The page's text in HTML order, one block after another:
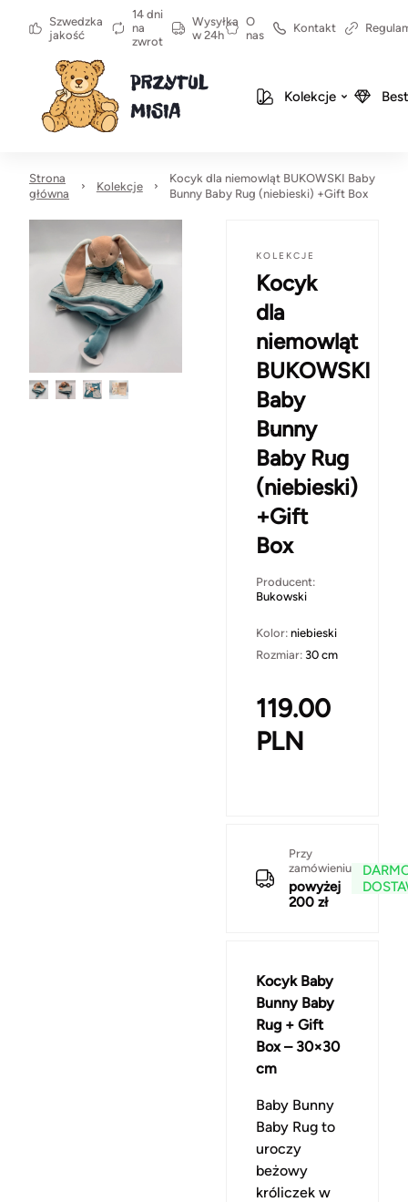
Szwedzka
jakość
14 dni
na
zwrot
Wysyłka
w 24h
O
nas
Kontakt
Kolekcje
Strona
główna
Kolekcje
Kocyk dla niemowląt BUKOWSKI Baby
Bunny Baby Rug (niebieski) +Gift Box
KOLEKCJE
Kocyk
dla
niemowląt
BUKOWSKI
Baby
Bunny
Baby Rug
(niebieski)
+Gift
Box
Producent:
Bukowski
Kolor: niebieski
Rozmiar: 30 cm
119.00
PLN
Przy
zamówieniu
powyżej
200 zł
Kocyk Baby
Bunny Baby
Rug + Gift
Box – 30×30
cm
Baby Bunny
Baby Rug to
uroczy
beżowy
króliczek w